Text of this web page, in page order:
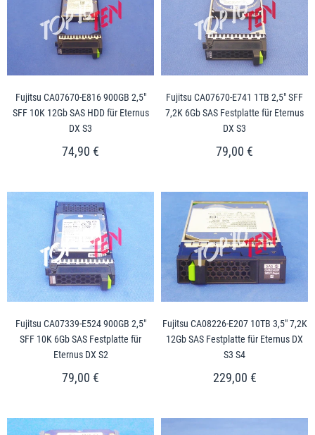
Fujitsu CA07670-E816 900GB 2,5"
SFF 10K 12Gb SAS HDD für Eternus
DX S3
74,90 €
Fujitsu CA07670-E741 1TB 2,5" SFF
7,2K 6Gb SAS Festplatte für Eternus
DX S3
79,00 €
Fujitsu CA07339-E524 900GB 2,5"
SFF 10K 6Gb SAS Festplatte für
Eternus DX S2
79,00 €
Fujitsu CA08226-E207 10TB 3,5" 7,2K
12Gb SAS Festplatte für Eternus DX
S3 S4
229,00 €